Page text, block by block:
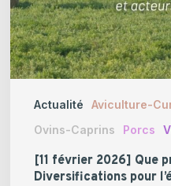
Actualité Aviculture-
Ovins-Caprins
Porcs
ferme?
Diversifications
pour
l’élevage
[11 février 2026] Que
Diversifications pour